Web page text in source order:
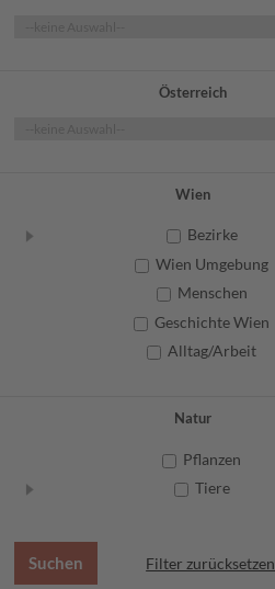
Österreich
Wien
Bezirke
Wien Umgebung
Menschen
Geschichte Wien
Alltag/Arbeit
Natur
Pflanzen
Tiere
Filter zurücksetzen